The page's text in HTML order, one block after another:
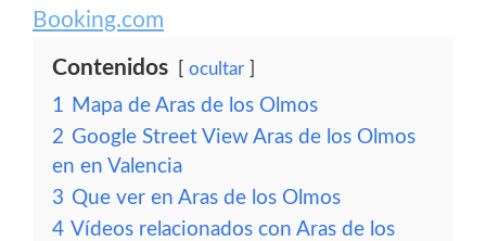
Booking.com
Contenidos ocultar
1 Mapa de Aras de los Olmos
2 Google Street View Aras de los Olmos
en en Valencia
3 Que ver en Aras de los Olmos
4 Vídeos relacionados con Aras de los